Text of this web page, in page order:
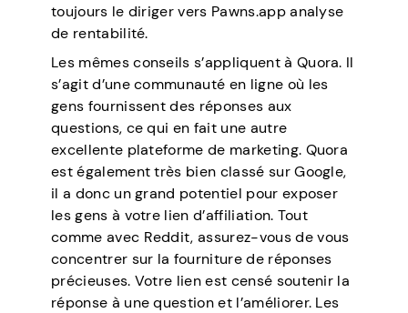
toujours le diriger vers Pawns.app analyse
de rentabilité.
Les mêmes conseils s’appliquent à Quora. Il
s’agit d’une communauté en ligne où les
gens fournissent des réponses aux
questions, ce qui en fait une autre
excellente plateforme de marketing. Quora
est également très bien classé sur Google,
il a donc un grand potentiel pour exposer
les gens à votre lien d’affiliation. Tout
comme avec Reddit, assurez-vous de vous
concentrer sur la fourniture de réponses
précieuses. Votre lien est censé soutenir la
réponse à une question et l’améliorer. Les